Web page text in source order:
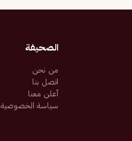
الصحيفة
من نحن
اتصل بنا
أعلن معنا
سياسة الخصوصية